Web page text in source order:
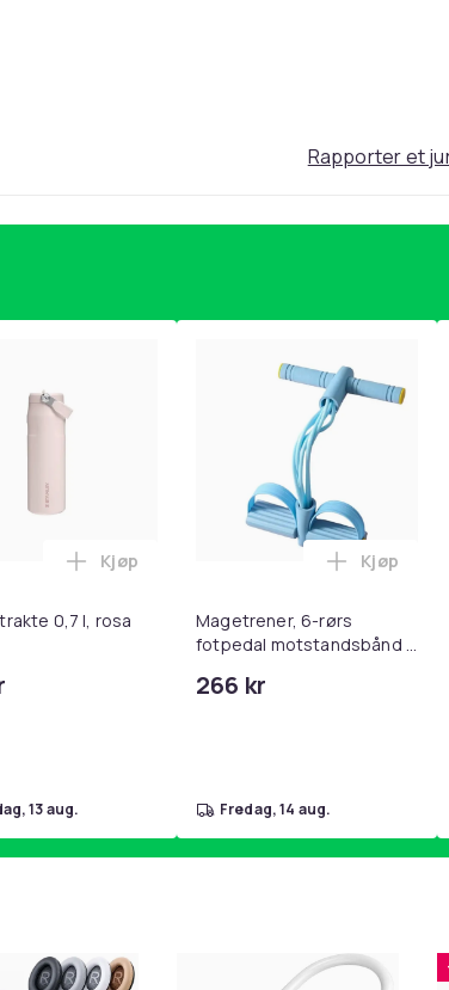
Rapporter et
QC35 I/II, QC25, QC15, QC 2 AE 2, AE 2i, AE 2w,
0,7 l, rosa
Legg Stanley trakte 0,7 l, rosa i
Kjøp
13 aug.
Magetrener, 6-rørs
fotpedal motstandsbånd -
yoga og
266 kr
Legg
Kjøp
fredag, 14 aug.